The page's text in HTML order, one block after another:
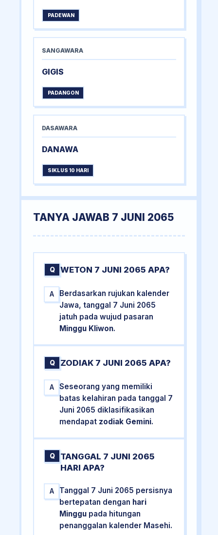
PADEWAN
SANGAWARA
GIGIS
PADANGON
DASAWARA
DANAWA
SIKLUS 10 HARI
TANYA JAWAB 7 JUNI 2065
Q WETON 7 JUNI 2065 APA?
A
Berdasarkan rujukan kalender
Jawa, tanggal 7 Juni 2065
jatuh pada wujud pasaran
Minggu Kliwon.
Q ZODIAK 7 JUNI 2065 APA?
A
Seseorang yang memiliki
batas kelahiran pada tanggal 7
Juni 2065 diklasifikasikan
mendapat zodiak Gemini.
Q
TANGGAL 7 JUNI 2065
HARI APA?
A
Tanggal 7 Juni 2065 persisnya
bertepatan dengan hari
Minggu pada hitungan
penanggalan kalender Masehi.